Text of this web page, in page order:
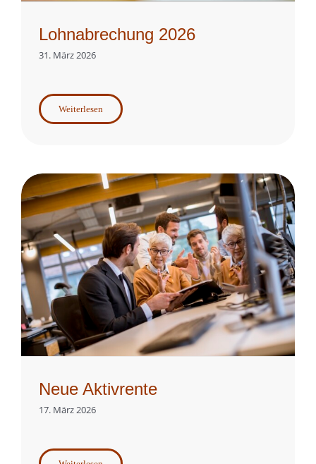
Lohnabrechung 2026
31. März 2026
Weiterlesen
Neue Aktivrente
17. März 2026